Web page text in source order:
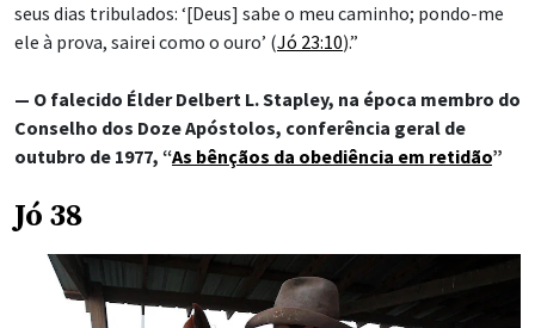
seus dias tribulados: ‘[Deus] sabe o meu caminho; pondo-me
ele à prova, sairei como o ouro’ (Jó 23:10).”
— O falecido Élder Delbert L. Stapley, na época membro do
Conselho dos Doze Apóstolos, conferência geral de
outubro de 1977, “As bênçãos da obediência em retidão”
Jó 38